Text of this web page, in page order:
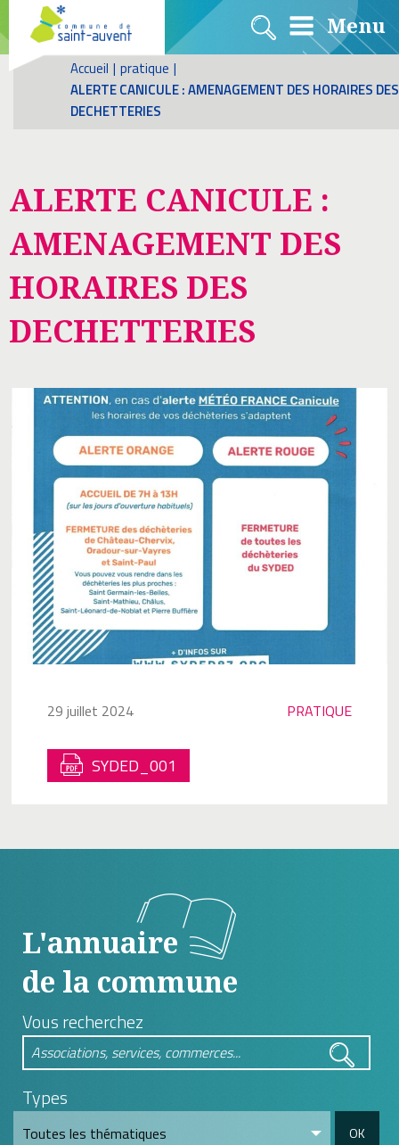
Menu
Accueil | pratique |
ALERTE CANICULE : AMENAGEMENT DES HORAIRES DES
DECHETTERIES
ALERTE CANICULE :
AMENAGEMENT DES
HORAIRES DES
DECHETTERIES
29 juillet 2024 PRATIQUE
SYDED_001
L'annuaire
de la commune
Vous recherchez
Types
OK